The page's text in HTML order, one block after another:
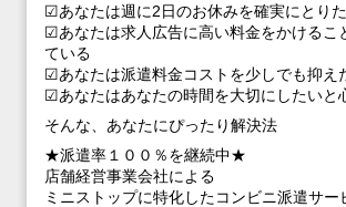
☑あなたは週に2日のお休みを確実にとり
☑あなたは求人広告に高い料金をかけるこ
ている
☑あなたは派遣料金コストを少しでも抑え
☑あなたはあなたの時間を大切にしたいと
そんな、あなたにぴったり解決法
★派遣率１００％を継続中★
店舗経営事業会社による
ミニストップに特化したコンビニ派遣サー